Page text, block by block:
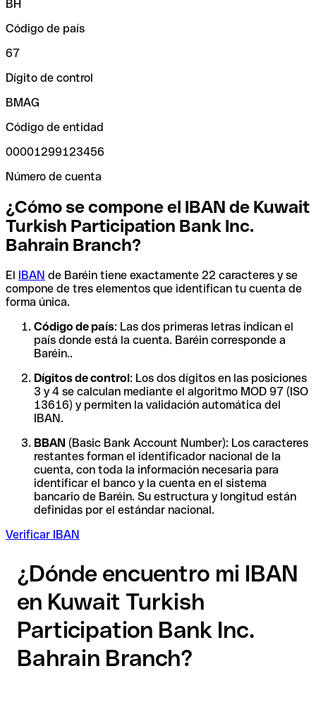
BH
Código de país
67
Dígito de control
BMAG
Código de entidad
00001299123456
Número de cuenta
¿Cómo se compone el IBAN de Kuwait
Turkish Participation Bank Inc.
Bahrain Branch?
El IBAN de Baréin tiene exactamente 22 caracteres y se
compone de tres elementos que identifican tu cuenta de
forma única.
Código de país: Las dos primeras letras indican el
país donde está la cuenta. Baréin corresponde a
Baréin..
Dígitos de control: Los dos dígitos en las posiciones
3 y 4 se calculan mediante el algoritmo MOD 97 (ISO
13616) y permiten la validación automática del
IBAN.
BBAN (Basic Bank Account Number): Los caracteres
restantes forman el identificador nacional de la
cuenta, con toda la información necesaria para
identificar el banco y la cuenta en el sistema
bancario de Baréin. Su estructura y longitud están
definidas por el estándar nacional.
Verificar IBAN
¿Dónde encuentro mi IBAN
en Kuwait Turkish
Participation Bank Inc.
Bahrain Branch?